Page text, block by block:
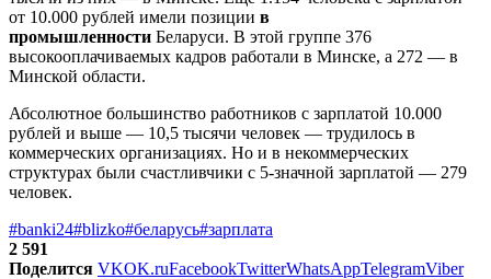
от 10.000 рублей имели позиции в
промышленности Беларуси. В этой группе 376
высокооплачиваемых кадров работали в Минске, а 272 — в
Минской области.
Абсолютное большинство работников с зарплатой 10.000
рублей и выше — 10,5 тысячи человек — трудилось в
коммерческих организациях. Но и в некоммерческих
структурах были счастливчики с 5-значной зарплатой — 279
человек.
#banki24#blizko#беларусь#зарплата
2 591
Поделится VKOK.ruFacebookTwitterWhatsAppTelegramViber